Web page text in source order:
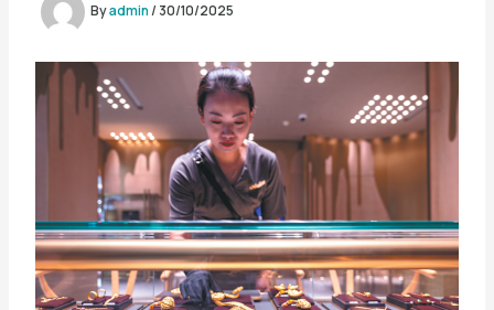
Byadmin/ 30/10/2025